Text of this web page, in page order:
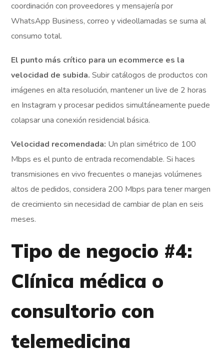
coordinación con proveedores y mensajería por
WhatsApp Business, correo y videollamadas se suma al
consumo total.
El punto más crítico para un ecommerce es la
velocidad de subida. Subir catálogos de productos con
imágenes en alta resolución, mantener un live de 2 horas
en Instagram y procesar pedidos simultáneamente puede
colapsar una conexión residencial básica.
Velocidad recomendada: Un plan simétrico de 100
Mbps es el punto de entrada recomendable. Si haces
transmisiones en vivo frecuentes o manejas volúmenes
altos de pedidos, considera 200 Mbps para tener margen
de crecimiento sin necesidad de cambiar de plan en seis
meses.
Tipo de negocio #4:
Clínica médica o
consultorio con
telemedicina